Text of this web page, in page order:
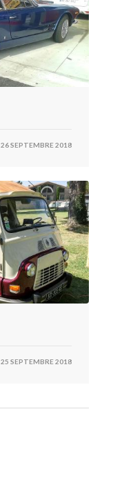
26 SEPTEMBRE 2018
25 SEPTEMBRE 2018